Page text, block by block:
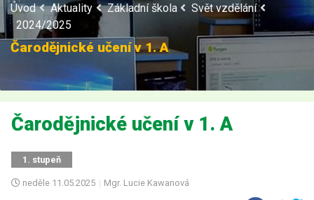
Úvod Aktuality Základní škola
Svět vzdělání
2024/2025
Čarodějnické učení v 1. A
Čarodějnické učení v 1. A
1. stupeň
neděle 11.05.2025 | Mgr. Lucie Kawanová